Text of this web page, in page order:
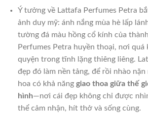
Ý tưởng về Lattafa Perfumes Petra
ảnh duy mỹ: ánh nắng mùa hè lấp
tường đá màu hồng cổ kính của
Perfumes Petra huyền thoại, nơi quá
quyện trong tĩnh lặng thiêng liêng.
đẹp đó làm nền tảng, để rồi nhào
hoa có khả năng giao thoa giữa thế
hình—nơi cái đẹp không chỉ được
thể cảm nhận, hít thở và sống cùng.